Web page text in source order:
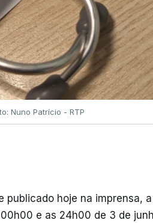
Nuno Patrício - RTP
publicado hoje na imprensa,
e as 24h00 de 3 de